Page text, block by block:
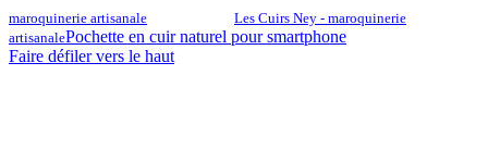
maroquinerie artisanale
Les Cuirs Ney - maroquinerie
artisanalePochette en cuir naturel pour smartphone
Faire défiler vers le haut